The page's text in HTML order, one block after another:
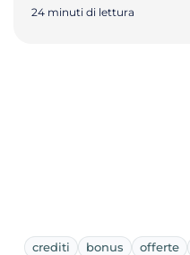
24 minuti di lettura
crediti bonus offerte